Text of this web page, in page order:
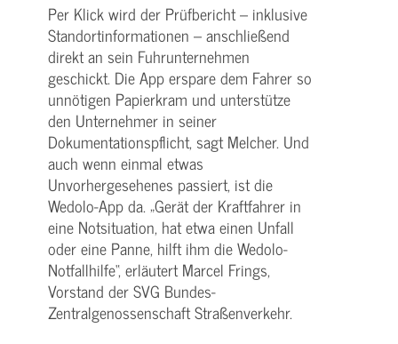
Per Klick wird der Prüfbericht – inklusive
Standortinformationen – anschließend
direkt an sein Fuhrunternehmen
geschickt. Die App erspare dem Fahrer so
unnötigen Papierkram und unterstütze
den Unternehmer in seiner
Dokumentationspflicht, sagt Melcher. Und
auch wenn einmal etwas
Unvorhergesehenes passiert, ist die
Wedolo-App da. „Gerät der Kraftfahrer in
eine Notsituation, hat etwa einen Unfall
oder eine Panne, hilft ihm die Wedolo-
Notfallhilfe“, erläutert Marcel Frings,
Vorstand der SVG Bundes-
Zentralgenossenschaft Straßenverkehr.